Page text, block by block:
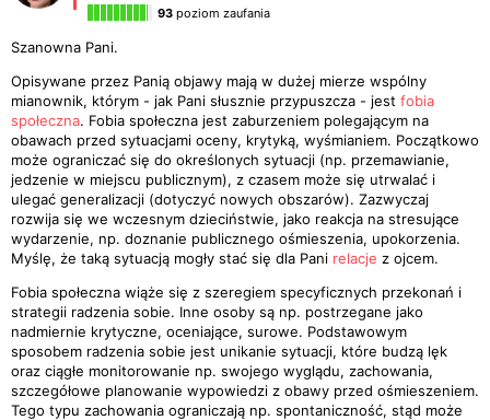
93 poziom zaufania
Szanowna Pani.
Opisywane przez Panią objawy mają w dużej mierze wspólny
mianownik, którym - jak Pani słusznie przypuszcza - jest fobia
społeczna. Fobia społeczna jest zaburzeniem polegającym na
obawach przed sytuacjami oceny, krytyką, wyśmianiem. Początkowo
może ograniczać się do określonych sytuacji (np. przemawianie,
jedzenie w miejscu publicznym), z czasem może się utrwalać i
ulegać generalizacji (dotyczyć nowych obszarów). Zazwyczaj
rozwija się we wczesnym dzieciństwie, jako reakcja na stresujące
wydarzenie, np. doznanie publicznego ośmieszenia, upokorzenia.
Myślę, że taką sytuacją mogły stać się dla Pani relacje z ojcem.
Fobia społeczna wiąże się z szeregiem specyficznych przekonań i
strategii radzenia sobie. Inne osoby są np. postrzegane jako
nadmiernie krytyczne, oceniające, surowe. Podstawowym
sposobem radzenia sobie jest unikanie sytuacji, które budzą lęk
oraz ciągłe monitorowanie np. swojego wyglądu, zachowania,
szczegółowe planowanie wypowiedzi z obawy przed ośmieszeniem.
Tego typu zachowania ograniczają np. spontaniczność, stąd może